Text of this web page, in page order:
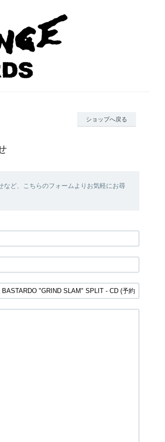
ショップへ戻る
ど、こちらのフォームよりお気軽にお尋